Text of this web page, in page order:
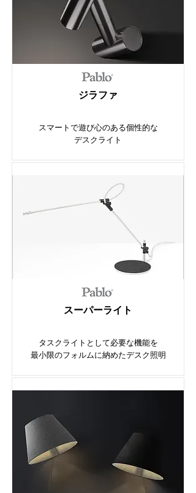
ジラファ
スマートで遊び心のある個性的な
デスクライト
スーパーライト
タスクライトとして必要な機能を
最小限のフォルムに納めたデスク照明